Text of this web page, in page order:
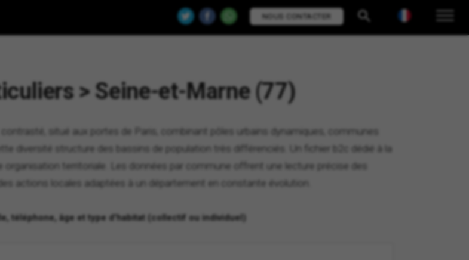
NOUS CONTACTER
> Seine-et-Marne (77)
situé aux portes de Paris, combinant pôles urbains dynamiques, communes
diversité structure des bassins de population très différenciés. Un fichier b2c dédié à la
territoriale. Les données par commune offrent une lecture précise des
actions locales adaptées à un département en constante évolution.
téléphone, âge et type d'habitat (collectif ou individuel)